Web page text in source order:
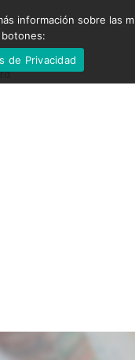
información sobre las
de Privacidad